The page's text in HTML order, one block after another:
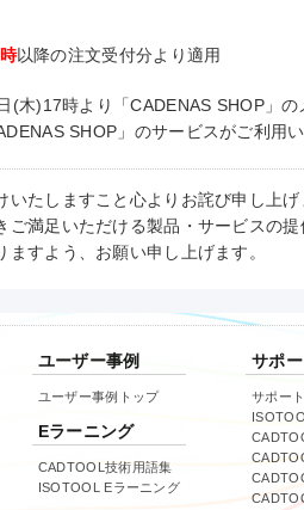
以降の注文受付分より適用
(木)17時より「CADENAS SHOP」
SHOP」のサービスがご利用
いたしますこと心よりお詫び申し上
ご満足いただける製品・サービスの
すよう、お願い申し上げます。
ユーザー事例
ユーザー事例トップ
Eラーニング
CADTOOL技術用語集
ISOTOOL Eラーニング
サポ
サポー